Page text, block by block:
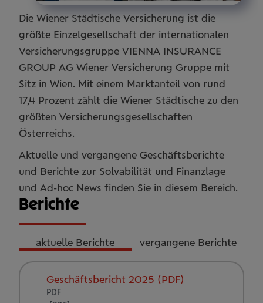
Die Wiener Städtische Versicherung ist die
größte Einzelgesellschaft der internationalen
Versicherungsgruppe VIENNA INSURANCE
GROUP AG Wiener Versicherung Gruppe mit
Sitz in Wien. Mit einem Marktanteil von rund
17,4 Prozent zählt die Wiener Städtische zu den
größten Versicherungsgesellschaften
Österreichs.
Aktuelle und vergangene Geschäftsberichte
und Berichte zur Solvabilität und Finanzlage
und Ad-hoc News finden Sie in diesem Bereich.
Berichte
aktuelle Berichte vergangene Berichte
Geschäftsbericht 2025 (PDF)
PDF